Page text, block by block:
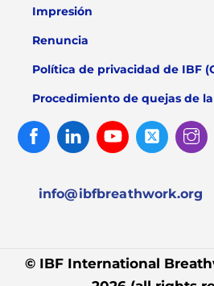
Impresión
Renuncia
Política de privacidad de IBF
Procedimiento de quejas de
FacebookLinked
In
Youtube Twitter
info@ibfbreathwork.org
© IBF International